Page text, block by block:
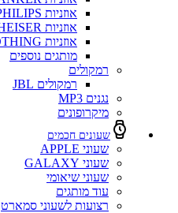
אוזניות PHILIPS
אוזניות SENNHEISER
אוזניות NOTHING
מותגים נוספים
רמקולים
רמקולים JBL
נגנים MP3
מיקרופונים
שעונים חכמים
שעוני APPLE
שעוני GALAXY
שעוני שיאומי
עוד מותגים
רצועות לשעוני סמארט